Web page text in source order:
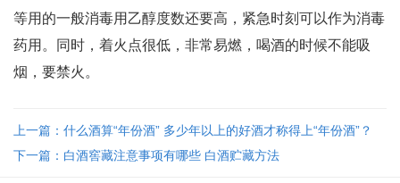
等用的一般消毒用乙醇度数还要高，紧急时刻可以作为消毒
药用。同时，着火点很低，非常易燃，喝酒的时候不能吸
烟，要禁火。
上一篇：什么酒算“年份酒” 多少年以上的好酒才称得上“年份酒”？
下一篇：白酒窖藏注意事项有哪些 白酒贮藏方法